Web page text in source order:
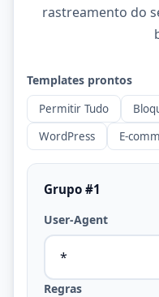
rastreamento do
Templates prontos
Permitir Tudo
WordPress
E-
Grupo #1
User-Agent
Regras